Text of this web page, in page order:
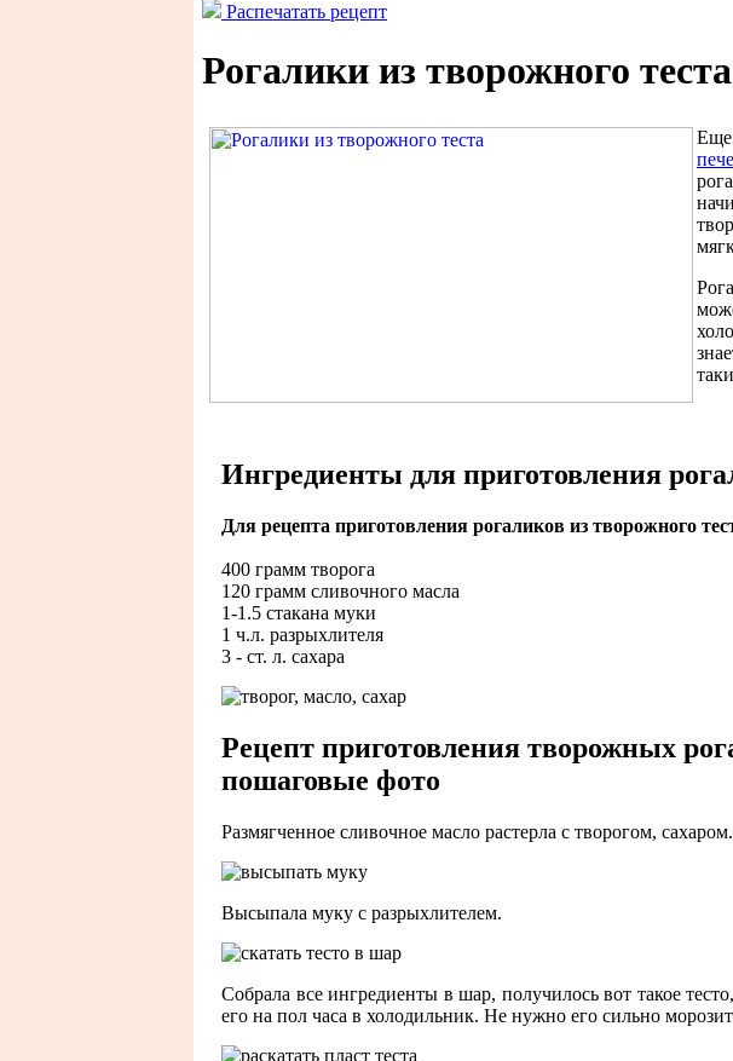
Распечатать рецепт
Рогалики из творожного теста
Еще
Ингредиенты для приготовления
Для рецепта приготовления рогаликов из творожного
400 грамм творога
120 грамм сливочного масла
1-1.5 стакана муки
1 ч.л. разрыхлителя
3 - ст. л. сахара
Рецепт приготовления творожных
пошаговые фото
Размягченное сливочное масло растерла с творогом, сахаром.
Высыпала муку с разрыхлителем.
Собрала все ингредиенты в шар, получилось вот такое
его на пол часа в холодильник. Не нужно его сильно